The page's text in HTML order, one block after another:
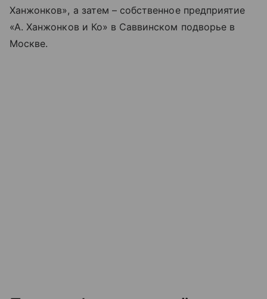
Ханжонков», а затем – собственное предприятие
«А. Ханжонков и Ко» в Саввинском подворье в
Москве.